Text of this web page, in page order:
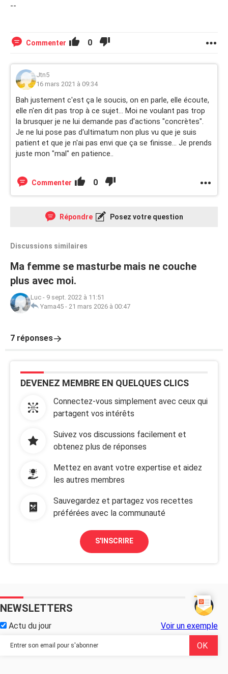
--
Commenter 0
Jtn5
16 mars 2021 à 09:34
Bah justement c'est ça le soucis, on en parle, elle écoute,
elle n'en dit pas trop à ce sujet... Moi ne voulant pas trop
la brusquer je ne lui demande pas d'actions "concrètes".
Je ne lui pose pas d'ultimatum non plus vu que je suis
patient et que je n'ai pas envi que ça se finisse... Je prends
juste mon "mal" en patience..
Commenter 0
Répondre Posez votre question
Discussions similaires
Ma femme se masturbe mais ne couche
plus avec moi.
Luc - 9 sept. 2022 à 11:51
Yama45 - 21 mars 2026 à 00:47
7 réponses
DEVENEZ MEMBRE EN QUELQUES CLICS
Connectez-vous simplement avec ceux qui
partagent vos intérêts
Suivez vos discussions facilement et
obtenez plus de réponses
Mettez en avant votre expertise et aidez
les autres membres
Sauvegardez et partagez vos recettes
préférées avec la communauté
S'INSCRIRE
NEWSLETTERS
Actu du jour Voir un exemple